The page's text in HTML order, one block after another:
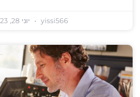
yissi566 יוני 28, 2023